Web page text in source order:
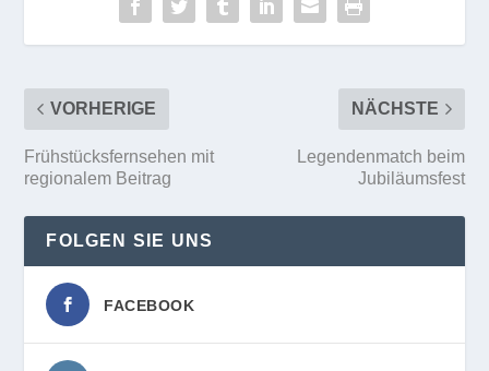
VORHERIGE
Frühstücksfernsehen mit
regionalem Beitrag
NÄCHSTE
Legendenmatch beim
Jubiläumsfest
FOLGEN SIE UNS
FACEBOOK